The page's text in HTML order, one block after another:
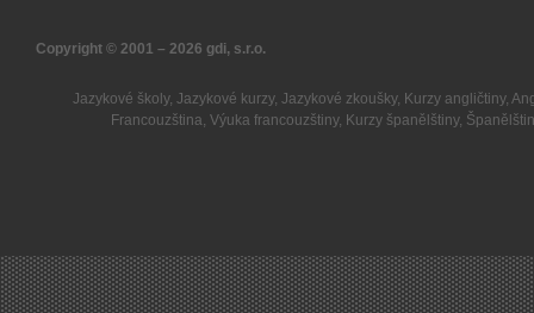
Copyright © 2001 – 2026 gdi, s.r.o.
Jazykové školy, Jazykové kurzy, Jazykové zkoušky, Kurzy angličtiny,
Francouzština,Výuka francouzštiny, Kurzy španělštiny,